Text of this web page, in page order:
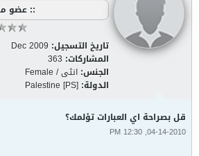
:: عضو
تاريخ التسجيل: Dec 2009
المشاركات: 363
الجنس: انثى / Female
الدولة: Palestine [PS]
قل بصراحة اي العبارات تؤلمك؟
04-14-2010, 12:30 PM